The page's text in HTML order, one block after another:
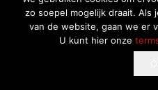
If you continue to use this site,
zo soepel mogelijk draait. Als
van de website, gaan we er
U kunt hier onze